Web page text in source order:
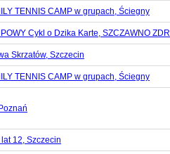
TENNIS CAMP w grupach, Ściegny
Cykl o Dzika Karte, SZCZAWNO
Skrzatów, Szczecin
TENNIS CAMP w grupach, Ściegny
12, Szczecin